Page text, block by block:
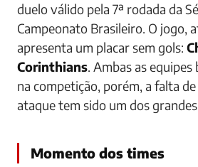
duelo válido pela 7ª rodada da
Campeonato Brasileiro. O jogo,
apresenta um placar sem gols:
Corinthians. Ambas as
na competição, porém, a falta
ataque tem sido um dos
Momento dos times